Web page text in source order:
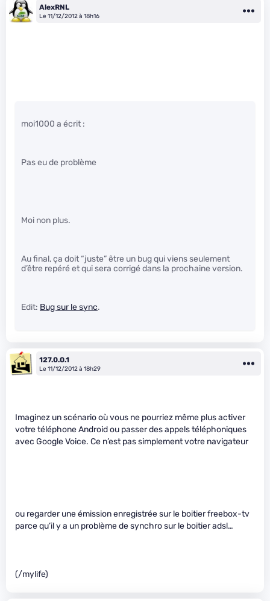
AlexRNL
Le 11/12/2012 à 18h16
moi1000 a écrit :
Pas eu de problème
Moi non plus.
Au final, ça doit “juste” être un bug qui viens seulement
d’être repéré et qui sera corrigé dans la prochaine version.
Edit: Bug sur le sync.
127.0.0.1
Le 11/12/2012 à 18h29
Imaginez un scénario où vous ne pourriez même plus activer
votre téléphone Android ou passer des appels téléphoniques
avec Google Voice. Ce n’est pas simplement votre navigateur
ou regarder une émission enregistrée sur le boitier freebox-tv
parce qu’il y a un problème de synchro sur le boitier adsl…
(/mylife)